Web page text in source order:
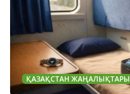
ҚАЗАҚСТАН ЖАҢАЛЫҚТАРЫ